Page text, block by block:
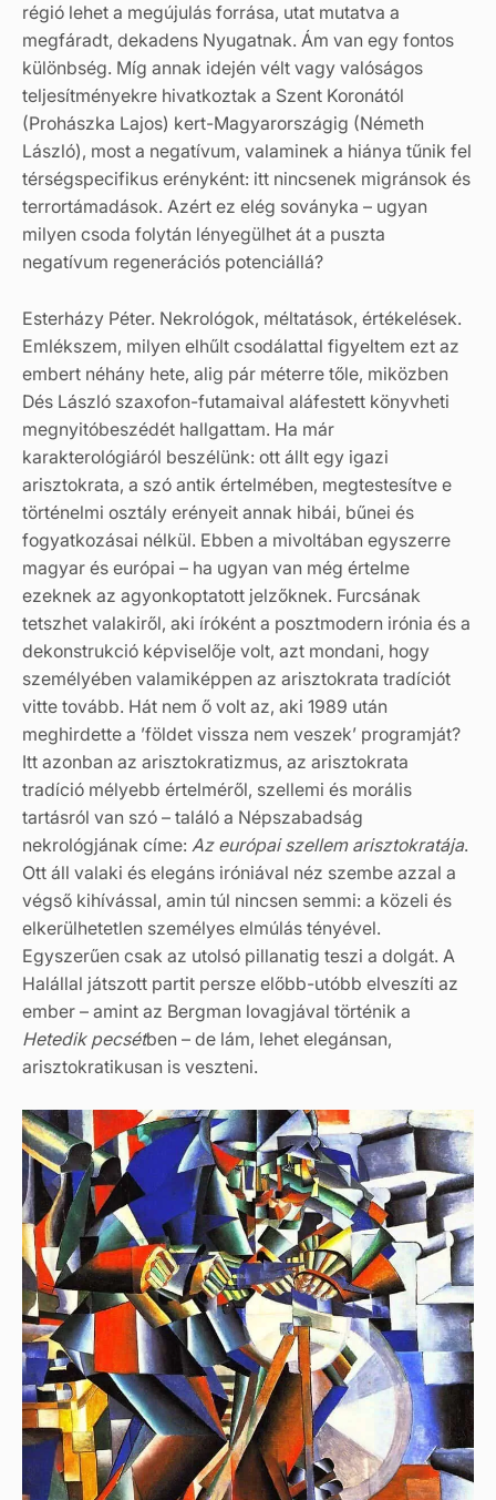
régió lehet a megújulás forrása, utat mutatva a
megfáradt, dekadens Nyugatnak. Ám van egy fontos
különbség. Míg annak idején vélt vagy valóságos
teljesítményekre hivatkoztak a Szent Koronától
(Prohászka Lajos) kert-Magyarországig (Németh
László), most a negatívum, valaminek a hiánya tűnik fel
térségspecifikus erényként: itt nincsenek migránsok és
terrortámadások. Azért ez elég soványka – ugyan
milyen csoda folytán lényegülhet át a puszta
negatívum regenerációs potenciállá?
Esterházy Péter. Nekrológok, méltatások, értékelések.
Emlékszem, milyen elhűlt csodálattal figyeltem ezt az
embert néhány hete, alig pár méterre tőle, miközben
Dés László szaxofon-futamaival aláfestett könyvheti
megnyitóbeszédét hallgattam. Ha már
karakterológiáról beszélünk: ott állt egy igazi
arisztokrata, a szó antik értelmében, megtestesítve e
történelmi osztály erényeit annak hibái, bűnei és
fogyatkozásai nélkül. Ebben a mivoltában egyszerre
magyar és európai – ha ugyan van még értelme
ezeknek az agyonkoptatott jelzőknek. Furcsának
tetszhet valakiről, aki íróként a posztmodern irónia és a
dekonstrukció képviselője volt, azt mondani, hogy
személyében valamiképpen az arisztokrata tradíciót
vitte tovább. Hát nem ő volt az, aki 1989 után
meghirdette a ’földet vissza nem veszek’ programját?
Itt azonban az arisztokratizmus, az arisztokrata
tradíció mélyebb értelméről, szellemi és morális
tartásról van szó – találó a Népszabadság
nekrológjának címe: Az európai szellem arisztokratája.
Ott áll valaki és elegáns iróniával néz szembe azzal a
végső kihívással, amin túl nincsen semmi: a közeli és
elkerülhetetlen személyes elmúlás tényével.
Egyszerűen csak az utolsó pillanatig teszi a dolgát. A
Halállal játszott partit persze előbb-utóbb elveszíti az
ember – amint az Bergman lovagjával történik a
Hetedik pecsétben – de lám, lehet elegánsan,
arisztokratikusan is veszteni.